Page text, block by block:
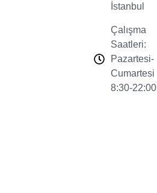
İstanbul
Çalışma
Saatleri:
Pazartesi-
Cumartesi
8:30-22:00